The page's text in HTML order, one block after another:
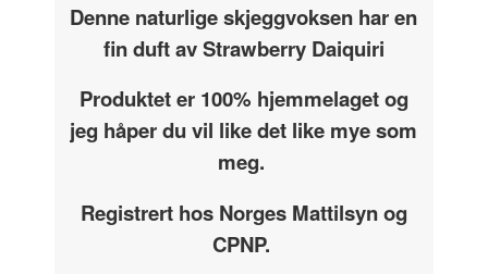
Denne naturlige skjeggvoksen har en
fin duft av Strawberry Daiquiri
Produktet er 100% hjemmelaget og
jeg håper du vil like det like mye som
meg.
Registrert hos Norges Mattilsyn og
CPNP.